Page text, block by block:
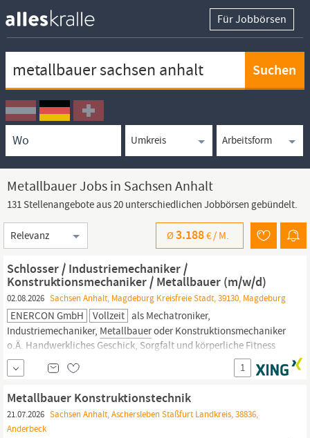
Für Jobbörsen
Ortssuche
Umkreissuche
Arbeitsform
Metallbauer Jobs in Sachsen Anhalt
131 Stellenangebote aus 20 unterschiedlichen Jobbörsen gebündelt.
Sortierung
Ø3.188€ / M.
Schlosser / Industriemechaniker /
Konstruktionsmechaniker / Metallbauer (m/w/d)
02.08.2026 Sachsen Anhalt, Magdeburg Kreisfreie Stadt, 39130, Magdeburg
ENERCON GmbH Vollzeit als Mechatroniker,
Industriemechaniker, Metallbaueroder Konstruktionsmechaniker
o.Ä. Handwerkliches Geschick, Sorgfalt und körperliche Fitness
Bereitschaft zur Arbeit im 3-Schichtsystem
1
Metallbauer Konstruktionstechnik
21.07.2026 Sachsen Anhalt, Aschersleben Staßfurt Landkreis, 38836,
Anderbeck